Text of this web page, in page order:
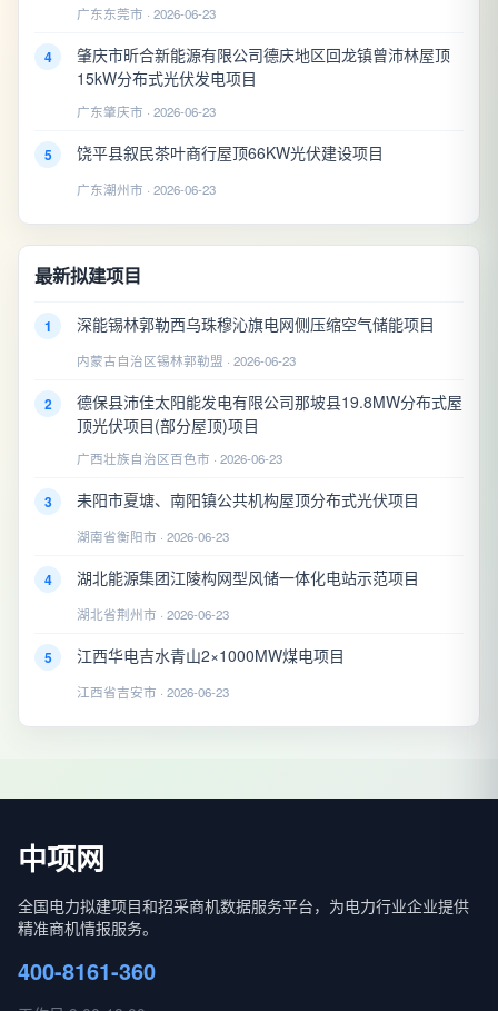
广东东莞市 · 2026-06-23
4
肇庆市昕合新能源有限公司德庆地区回龙镇曾沛林屋顶
15kW分布式光伏发电项目
广东肇庆市 · 2026-06-23
5 饶平县叙民茶叶商行屋顶66KW光伏建设项目
广东潮州市 · 2026-06-23
最新拟建项目
1 深能锡林郭勒西乌珠穆沁旗电网侧压缩空气储能项目
内蒙古自治区锡林郭勒盟 · 2026-06-23
2
德保县沛佳太阳能发电有限公司那坡县19.8MW分布式屋
顶光伏项目(部分屋顶)项目
广西壮族自治区百色市 · 2026-06-23
3 耒阳市夏塘、南阳镇公共机构屋顶分布式光伏项目
湖南省衡阳市 · 2026-06-23
4 湖北能源集团江陵构网型风储一体化电站示范项目
湖北省荆州市 · 2026-06-23
5 江西华电吉水青山2×1000MW煤电项目
江西省吉安市 · 2026-06-23
中项网
全国电力拟建项目和招采商机数据服务平台，为电力行业企业提供
精准商机情报服务。
400-8161-360